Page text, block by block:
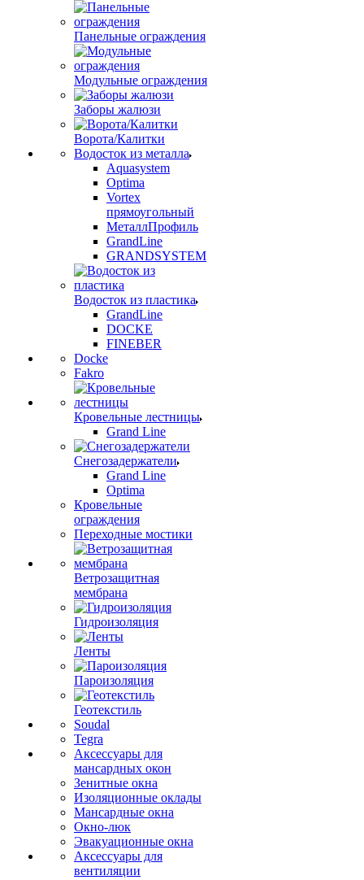
Панельные ограждения
Модульные ограждения
Заборы жалюзи
Ворота/Калитки
Водосток из металла
Aquasystem
Optima
Vortex
прямоугольный
МеталлПрофиль
GrandLine
GRANDSYSTEM
Водосток из пластика
GrandLine
DOCKE
FINEBER
Docke
Fakro
Кровельные лестницы
Grand Line
Снегозадержатели
Grand Line
Optima
Кровельные
ограждения
Переходные мостики
Ветрозащитная
мембрана
Гидроизоляция
Ленты
Пароизоляция
Геотекстиль
Soudal
Tegra
Аксессуары для
мансардных окон
Зенитные окна
Изоляционные оклады
Мансардные окна
Окно-люк
Эвакуационные окна
Аксессуары для
вентиляции